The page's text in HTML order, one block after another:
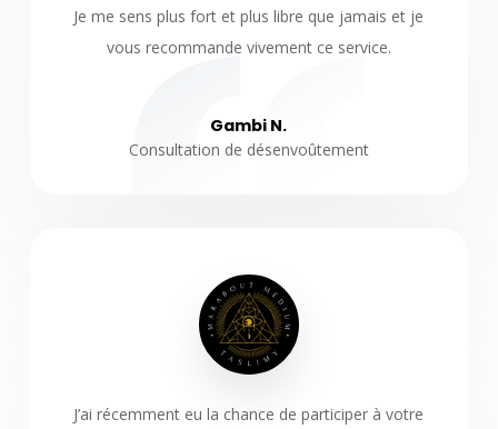
Je me sens plus fort et plus libre que jamais et je
vous recommande vivement ce service.
Gambi N.
Consultation de désenvoûtement
J’ai récemment eu la chance de participer à votre